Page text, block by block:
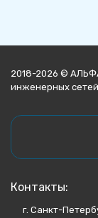
2018-2026 ©
инженерных сетей
Контакты:
г. Санкт-